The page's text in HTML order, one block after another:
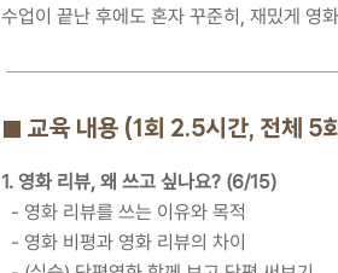
수업이 끝난 후에도 혼자 꾸준히, 재밌게 영
■ 교육 내용 (1회 2.5시간, 전체 5
1. 영화 리뷰, 왜 쓰고 싶나요? (6/15)
- 영화 리뷰를 쓰는 이유와 목적
- 영화 비평과 영화 리뷰의 차이